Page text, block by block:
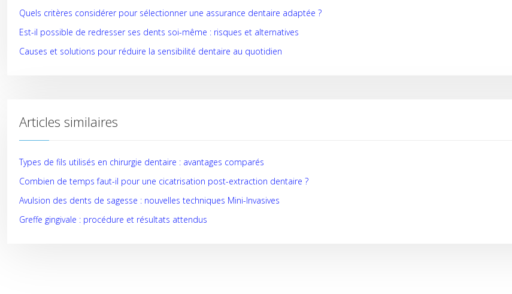
Quels critères considérer pour sélectionner une assurance dentaire adaptée ?
Est-il possible de redresser ses dents soi-même : risques et alternatives
Causes et solutions pour réduire la sensibilité dentaire au quotidien
Articles similaires
Types de fils utilisés en chirurgie dentaire : avantages comparés
Combien de temps faut-il pour une cicatrisation post-extraction dentaire ?
Avulsion des dents de sagesse : nouvelles techniques Mini-Invasives
Greffe gingivale : procédure et résultats attendus